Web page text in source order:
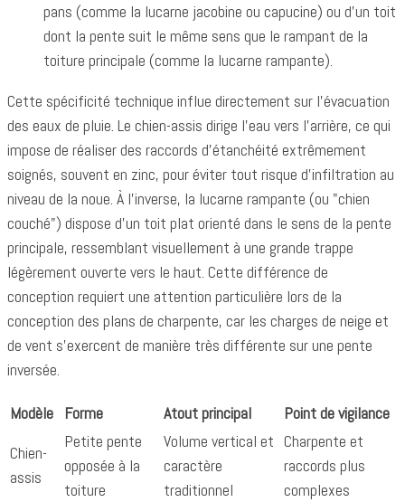
pans (comme la lucarne jacobine ou capucine) ou d'un toit
dont la pente suit le même sens que le rampant de la
toiture principale (comme la lucarne rampante).
Cette spécificité technique influe directement sur l'évacuation
des eaux de pluie. Le chien-assis dirige l'eau vers l'arrière, ce qui
impose de réaliser des raccords d'étanchéité extrêmement
soignés, souvent en zinc, pour éviter tout risque d'infiltration au
niveau de la noue. À l'inverse, la lucarne rampante (ou "chien
couché") dispose d'un toit plat orienté dans le sens de la pente
principale, ressemblant visuellement à une grande trappe
légèrement ouverte vers le haut. Cette différence de
conception requiert une attention particulière lors de la
conception des plans de charpente, car les charges de neige et
de vent s'exercent de manière très différente sur une pente
inversée.
Modèle Forme Atout principal
Point de vigilance
Chien-
assis
Petite pente
opposée à la
toiture
Volume vertical et
caractère
traditionnel
Charpente et
raccords plus
complexes